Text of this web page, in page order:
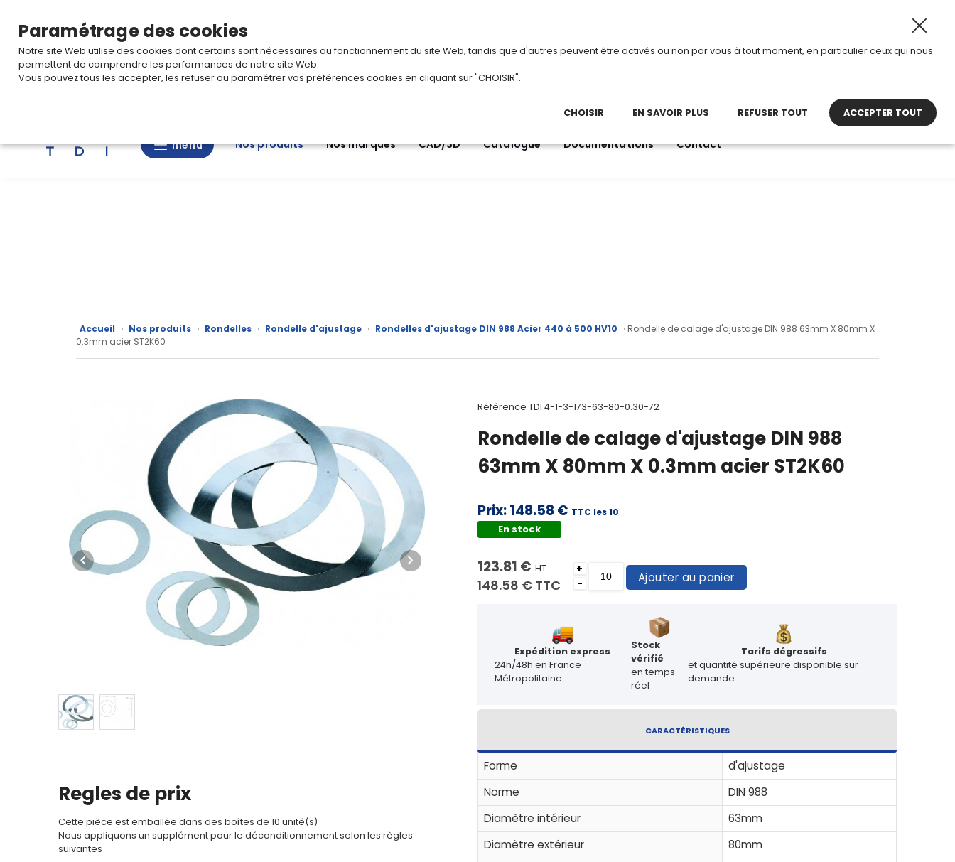
Du 3 au 28 août 2026, TDI passe en mode été. Horaires d’ouverture :
marques
Documentations
compte
panier
menu
menu Nos produits Nos marques CAD/3D Catalogue Documentations Contact
Accueil › Nos produits › Rondelles › Rondelle d'ajustage › Rondelles d'ajustage DIN 988 Acier 440 à 500 HV10 › Rondelle de calage d'ajustage DIN 988 63mm X 80mm X
0.3mm acier ST2K60
Regles de prix
Cette pièce est emballée dans des boîtes de 10 unité(s)
Nous appliquons un supplément pour le déconditionnement selon les règles
suivantes
Référence TDI 4-1-3-173-63-80-0.30-72
Rondelle de calage d'ajustage DIN 988
63mm X 80mm X 0.3mm acier ST2K60
Prix:148.58 € TTC les 10
En stock
123.81 € HT
148.58 € TTC
+
-
Ajouter au panier
Expédition express
24h/48h en France
Métropolitaine
Stock
vérifié
en temps
réel
Tarifs dégressifs
et quantité supérieure disponible sur
demande
CARACTÉRISTIQUES
Forme
d'ajustage
Norme
DIN 988
Diamètre intérieur
63mm
Diamètre extérieur
80mm
Paramétrage des cookies
Notre site Web utilise des cookies dont certains sont nécessaires au fonctionnement du site Web, tandis que d'autres peuvent être activés ou non par vous à tout moment, en particulier ceux qui nous
permettent de comprendre les performances de notre site Web.
Vous pouvez tous les accepter, les refuser ou paramétrer vos préférences cookies en cliquant sur "CHOISIR".
CHOISIR EN SAVOIR PLUS REFUSER TOUT ACCEPTER TOUT